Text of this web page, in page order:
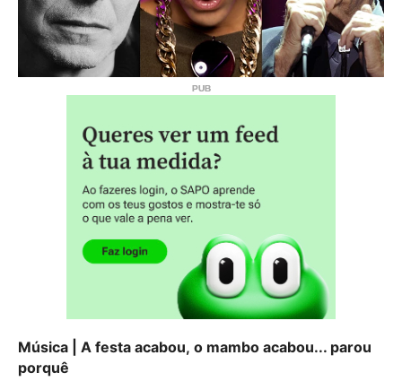
Música | A festa acabou, o mambo acabou... parou
porquê